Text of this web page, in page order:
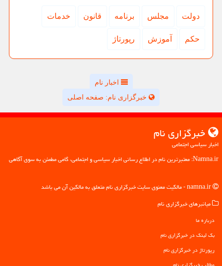
دولت مجلس برنامه قانون خدمات
حكم آموزش رپورتاژ
اخبار نام
خبرگزاری نام: صفحه اصلی
خبرگزاری نام
اخبار سیاسی اجتماعی
Namna.ir: معتبرترین نام در اطلاع رسانی اخبار سیاسی و اجتماعی، گامی مطمئن به سوی آگاهی
میانبرهای خبرگزاری نام
درباره ما
بک لینک در خبرگزاری نام
رپورتاژ در خبرگزاری نام